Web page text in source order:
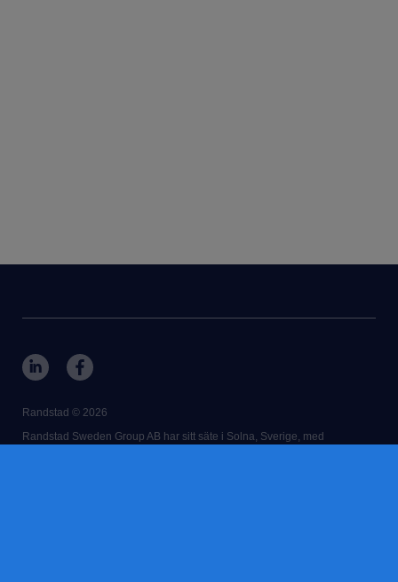
Randstad © 2026
Randstad Sweden Group AB har sitt säte i Solna, Sverige, med